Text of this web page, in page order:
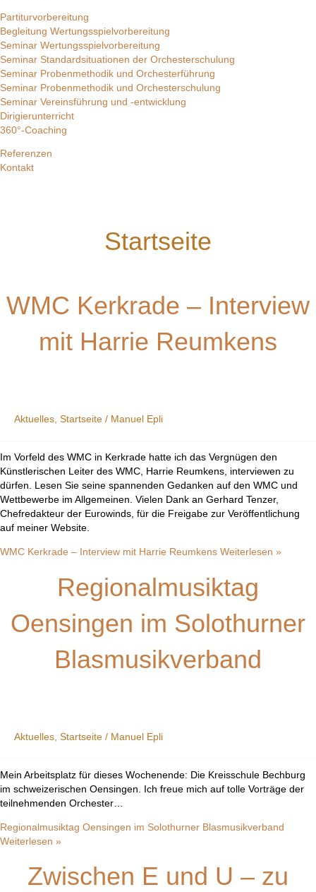
Partiturvorbereitung
Begleitung Wertungsspielvorbereitung
Seminar Wertungsspielvorbereitung
Seminar Standardsituationen der Orchesterschulung
Seminar Probenmethodik und Orchesterführung
Seminar Probenmethodik und Orchesterschulung
Seminar Vereinsführung und -entwicklung
Dirigierunterricht
360°-Coaching
Referenzen
Kontakt
Startseite
WMC Kerkrade – Interview
mit Harrie Reumkens
Aktuelles, Startseite / Manuel Epli
Im Vorfeld des WMC in Kerkrade hatte ich das Vergnügen den
Künstlerischen Leiter des WMC, Harrie Reumkens, interviewen zu
dürfen. Lesen Sie seine spannenden Gedanken auf den WMC und
Wettbewerbe im Allgemeinen. Vielen Dank an Gerhard Tenzer,
Chefredakteur der Eurowinds, für die Freigabe zur Veröffentlichung
auf meiner Website.
WMC Kerkrade – Interview mit Harrie Reumkens Weiterlesen »
Regionalmusiktag
Oensingen im Solothurner
Blasmusikverband
Aktuelles Startseite / Manuel Epli
Mein Arbeitsplatz für dieses Wochenende: Die Kreisschule Bechburg
im schweizerischen Oensingen. Ich freue mich auf tolle Vorträge der
teilnehmenden Orchester…
Regionalmusiktag Oensingen im Solothurner Blasmusikverband
Weiterlesen »
Zwischen E und U – zu